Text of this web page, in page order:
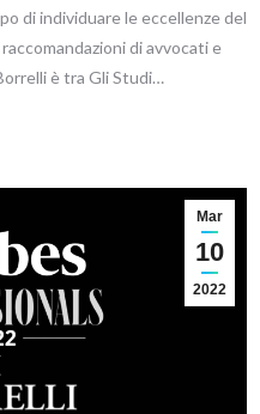
di individuare le eccellenze del
di avvocati e
è tra Gli Studi…
Mar
10
2022